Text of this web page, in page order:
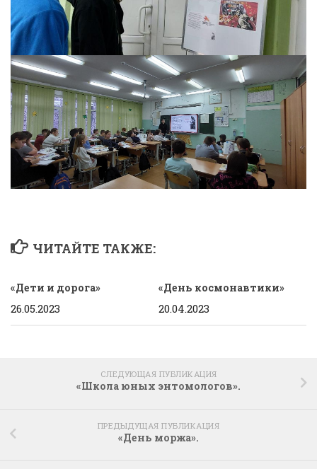
ЧИТАЙТЕ ТАКЖЕ:
«Дети и дорога»
26.05.2023
«День космонавтики»
20.04.2023
СЛЕДУЮЩАЯ ПУБЛИКАЦИЯ
«Школа юных энтомологов».
ПРЕДЫДУЩАЯ ПУБЛИКАЦИЯ
«День моржа».